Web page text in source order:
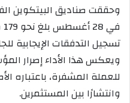
وحققت صناديق البيتكوين
تسجيل التدفقات الإيجابية
ويعكس هذا الأداء إصرار
للعملة المشفرة، باعتباره
وانتشارًا بين المستثمرين.